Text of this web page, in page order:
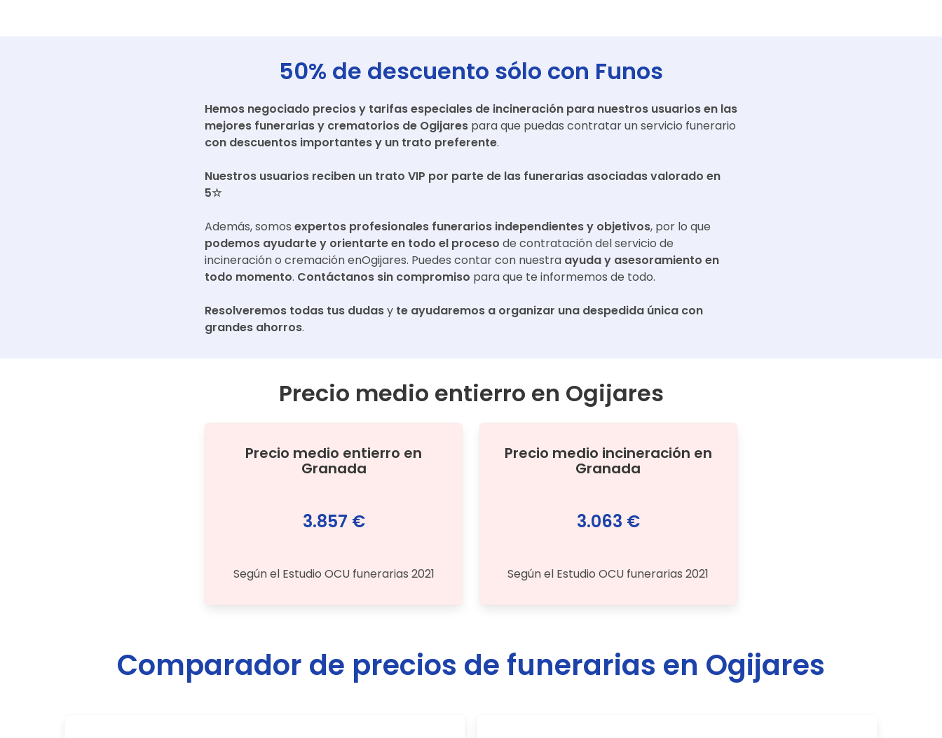
50% de descuento sólo con Funos
Hemos negociado precios y tarifas especiales de incineración para nuestros usuarios en las
mejores funerarias y crematorios de Ogijares para que puedas contratar un servicio funerario
con descuentos importantes y un trato preferente.
Nuestros usuarios reciben un trato VIP por parte de las funerarias asociadas valorado en
5☆
Además, somos expertos profesionales funerarios independientes y objetivos, por lo que
podemos ayudarte y orientarte en todo el proceso de contratación del servicio de
incineración o cremación enOgijares. Puedes contar con nuestra ayuda y asesoramiento en
todo momento. Contáctanos sin compromiso para que te informemos de todo.
Resolveremos todas tus dudasy te ayudaremos a organizar una despedida única con
grandes ahorros.
Precio medio entierro en Ogijares
Precio medio entierro en
Granada
3.857 €
Según el Estudio OCU funerarias 2021
Precio medio incineración en
Granada
3.063 €
Según el Estudio OCU funerarias 2021
Comparador de precios de funerarias en Ogijares